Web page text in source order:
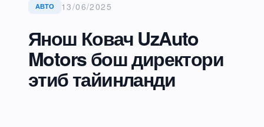
АВТО 13/06/2025
Янош Ковач UzAuto
Motors бош директори
этиб тайинланди